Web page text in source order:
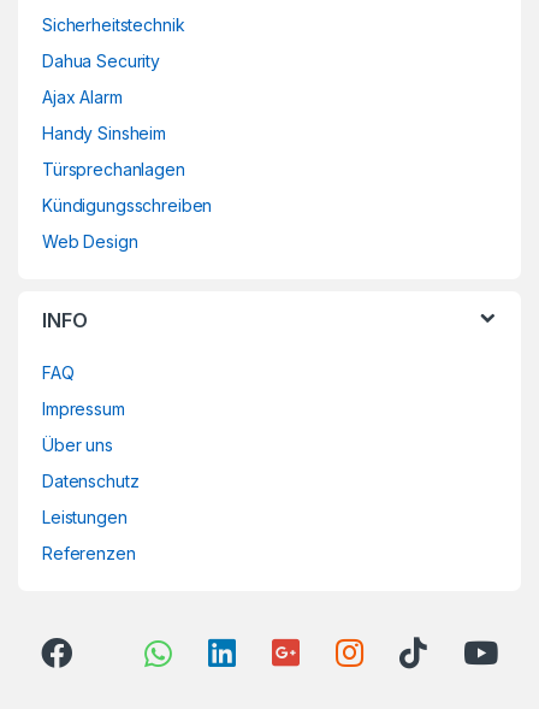
Sicherheitstechnik
Dahua Security
Ajax Alarm
Handy Sinsheim
Türsprechanlagen
Kündigungsschreiben
Web Design
INFO
FAQ
Impressum
Über uns
Datenschutz
Leistungen
Referenzen